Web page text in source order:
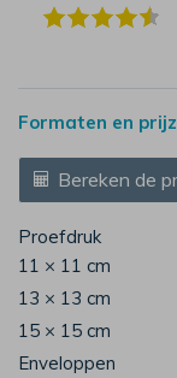
Formaten en
Bereken de
Proefdruk
11 × 11 cm
13 × 13 cm
15 × 15 cm
Enveloppen